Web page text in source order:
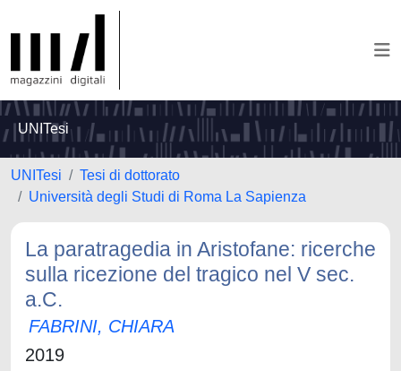
UNITesi
UNITesi
Tesi di dottorato
Università degli Studi di Roma La Sapienza
La paratragedia in Aristofane: ricerche
sulla ricezione del tragico nel V sec.
a.C.
FABRINI, CHIARA
2019